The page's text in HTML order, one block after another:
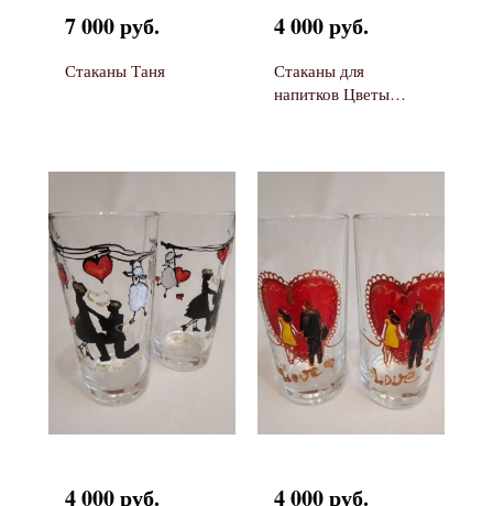
7 000 руб.
Стаканы Таня
4 000 руб.
Стаканы для
напитков Цветы
4 000 руб. 4 000 руб.